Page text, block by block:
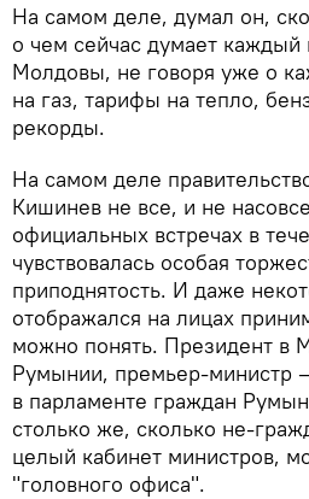
На самом деле, думал он,
о чем сейчас думает каждый
Молдовы, не говоря уже о
на газ, тарифы на тепло,
рекорды.
На самом деле
Кишинев не все, и не
официальных встречах в
чувствовалась особая
приподнятость. И даже
отображался на лицах
можно понять. Президент в
Румынии, премьер-министр
в парламенте граждан
столько же, сколько не-
целый кабинет министров,
"головного офиса".